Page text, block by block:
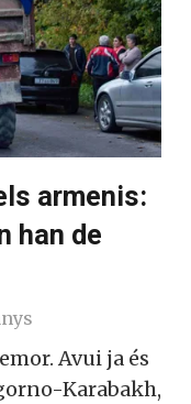
armenis:
han de
Avui ja és
Karabakh,